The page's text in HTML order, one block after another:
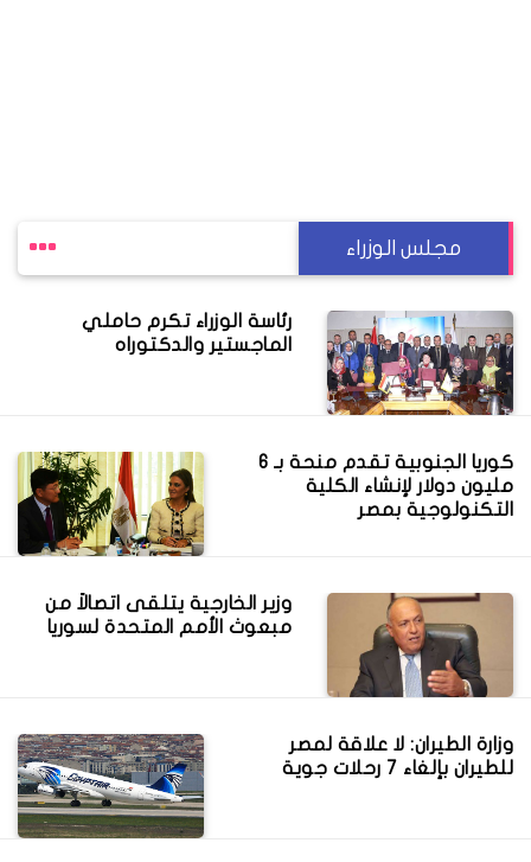
مجلس الوزراء
رئاسة الوزراء تكرم حاملي
الماجستير والدكتوراه
كوريا الجنوبية تقدم منحة بـ 6
مليون دولار لإنشاء الكلية
التكنولوجية بمصر
وزير الخارجية يتلقى اتصالاً من
مبعوث الأمم المتحدة لسوريا
وزارة الطيران: لا علاقة لمصر
للطيران بإلغاء 7 رحلات جوية